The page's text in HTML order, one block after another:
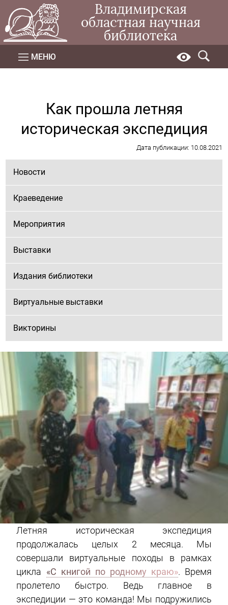
Владимирская
областная научная
библиотека
МЕНЮ
Как прошла летняя
историческая экспедиция
Дата публикации: 10.08.2021
Новости
Краеведение
Мероприятия
Выставки
Издания библиотеки
Виртуальные выставки
Викторины
Летняя историческая экспедиция
продолжалась целых 2 месяца. Мы
совершали виртуальные походы в рамках
цикла «С книгой по родному краю». Время
пролетело быстро. Ведь главное в
экспедиции — это команда! Мы подружились